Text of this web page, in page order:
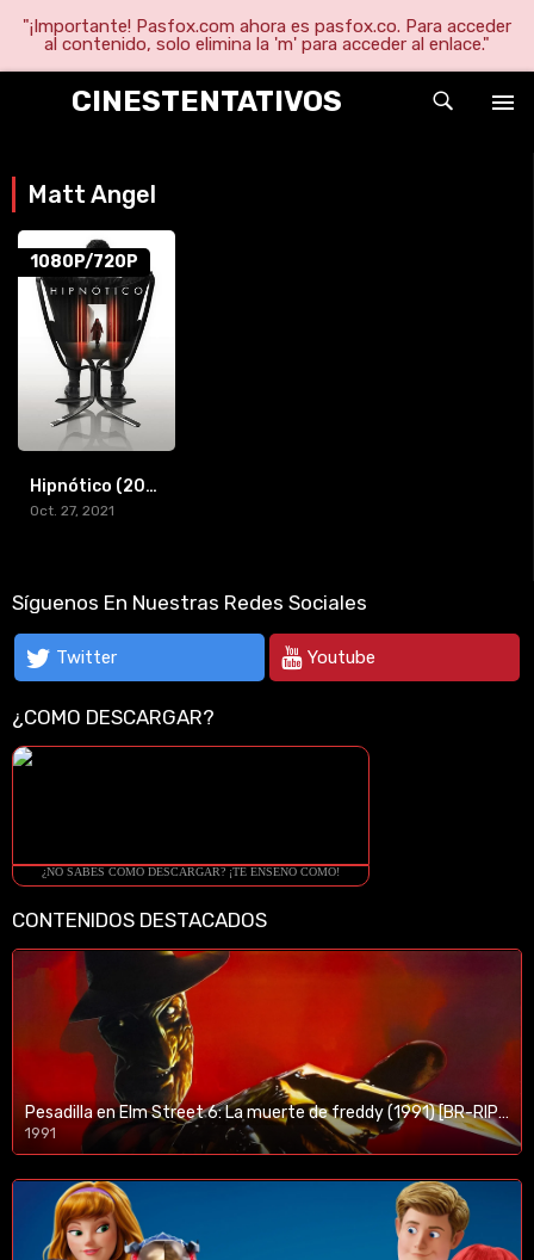
"¡Importante! Pasfox.com ahora es pasfox.co. Para acceder
al contenido, solo elimina la 'm' para acceder al enlace."
CINESTENTATIVOS
Matt Angel
1080P/720P
Hipnótico (2021) [1080p/720p]
Oct. 27, 2021
Síguenos En Nuestras Redes Sociales
Twitter Youtube
¿COMO DESCARGAR?
¿NO SABES COMO DESCARGAR? ¡TE ENSEÑO COMO!
CONTENIDOS DESTACADOS
Pesadilla en Elm Street 6: La muerte de freddy (1991) [BR-RIP] [HD-1080p]
1991